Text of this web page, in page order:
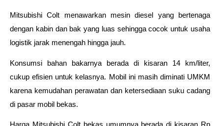
Mitsubishi Colt menawarkan mesin diesel yang bertenaga
dengan kabin dan bak yang luas sehingga cocok untuk usaha
logistik jarak menengah hingga jauh.
Konsumsi bahan bakarnya berada di kisaran 14 km/liter,
cukup efisien untuk kelasnya. Mobil ini masih diminati UMKM
karena kemudahan perawatan dan ketersediaan suku cadang
di pasar mobil bekas.